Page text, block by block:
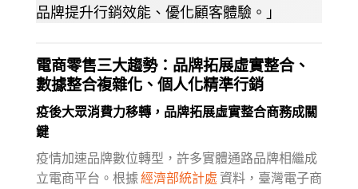
品牌提升行銷效能、優化顧客體驗。」
電商零售三大趨勢：品牌拓展虛實整合、
數據整合複雜化、個人化精準行銷
疫後大眾消費力移轉，品牌拓展虛實整合商務成關
鍵
疫情加速品牌數位轉型，許多實體通路品牌相繼成
立電商平台。根據 經濟部統計處 資料，臺灣電子商